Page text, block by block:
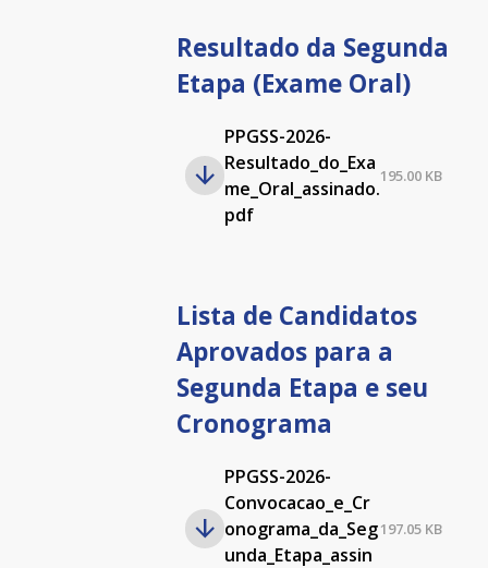
Resultado da Segunda
Etapa (Exame Oral)
PPGSS-2026-
Resultado_do_Exa
me_Oral_assinado.
pdf
195.00 KB
Lista de Candidatos
Aprovados para a
Segunda Etapa e seu
Cronograma
PPGSS-2026-
Convocacao_e_Cr
onograma_da_Seg
unda_Etapa_assin
197.05 KB